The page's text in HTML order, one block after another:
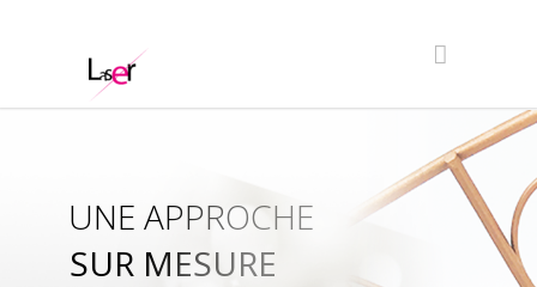
SUR MESURE
UNE APPROCHE